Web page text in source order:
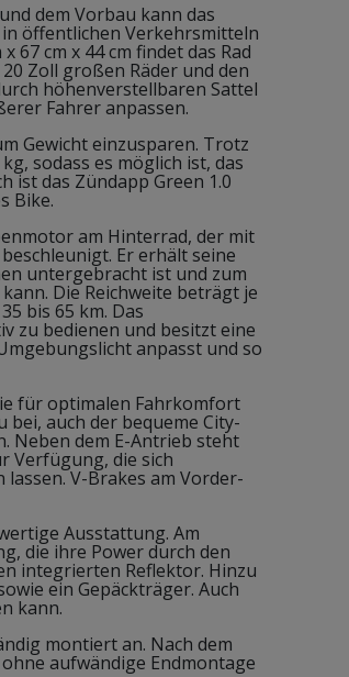
dem Vorbau kann das
öffentlichen Verkehrsmitteln
67 cm x 44 cm findet das Rad
Zoll großen Räder und den
höhenverstellbaren Sattel
Fahrer anpassen.
Gewicht einzusparen. Trotz
sodass es möglich ist, das
ist das Zündapp Green 1.0
Bike.
am Hinterrad, der mit
Er erhält seine
untergebracht ist und zum
Die Reichweite beträgt je
bis 65 km. Das
zu bedienen und besitzt eine
anpasst und so
für optimalen Fahrkomfort
auch der bequeme City-
Neben dem E-Antrieb steht
Verfügung, die sich
V-Brakes am Vorder-
Ausstattung. Am
die ihre Power durch den
integrierten Reflektor. Hinzu
ein Gepäckträger. Auch
kann.
montiert an. Nach dem
aufwändige Endmontage